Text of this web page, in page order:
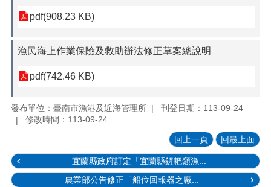
pdf(908.23 KB)
漁民海上作業保險及救助辦法修正草案總說明
pdf(742.46 KB)
發布單位：臺南市漁港及近海管理所
刊登日期：113-09-24
修改時間：113-09-24
回上一頁 回最上面
宜蘭縣政府訂定「宜蘭縣鏟耙類漁...
農業部公告修正「船位回報器之廠...